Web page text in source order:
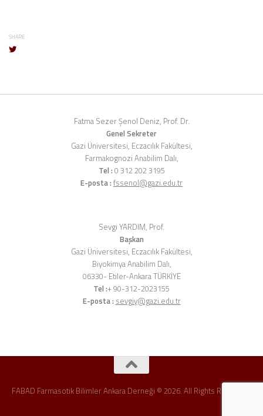
SHARE
Fatma Sezer Şenol Deniz, Prof. Dr.
Genel Sekreter
Gazi Üniversitesi, Eczacılık Fakültesi,
Farmakognozi Anabilim Dalı,
Tel : 0 312 202 3195
E-posta : fssenol@gazi.edu.tr
Sevgi YARDIM, Prof.
Başkan
Gazi Üniversitesi, Eczacılık Fakültesi,
Biyokimya Anabilim Dalı,
06330- Etiler-Ankara TÜRKİYE
Tel :+ 90-312-2023155
E-posta : sevgiy@gazi.edu.tr
FABAD Farmasotik Bilimler Ankara Derneği © 2026. All Rights Reserved.